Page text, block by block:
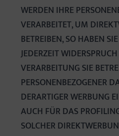
WERDEN IHRE
VERARBEITET, UM
BETREIBEN, SO HABEN
JEDERZEIT
VERARBEITUNG SIE
PERSONENBEZOGENER
DERARTIGER WERBUNG
AUCH FÜR DAS
SOLCHER